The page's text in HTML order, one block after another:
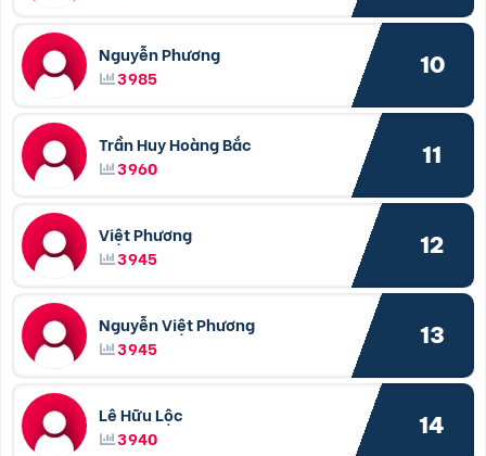
Nguyễn Phương
3985
10
Trần Huy Hoàng Bắc
3960
11
Việt Phương
3945
12
Nguyễn Việt Phương
3945
13
Lê Hữu Lộc
3940
14